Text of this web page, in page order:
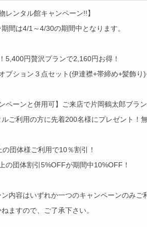
レンタル館キャンペーン!!】
間は4/1～4/30の期間中となります。
5,400円贅沢プランで2,160円お得！
プション３点セット(伊達襟+帯締め+髪飾り
ペーンと併用可】ご来店で片岡鶴太郎ブラ
ご利用の方に先着200名様にプレゼント！
団体様ご利用で10％割引！
の団体割引5%OFFが期間中10%OFF！
内容はいずれか一つのキャンペーンのみご
ますので、ご了承下さい。